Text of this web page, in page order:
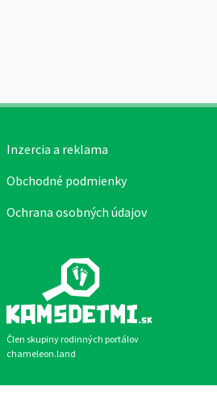
Člen skupiny rodinných portálov
chameleon.land
Inzercia a reklama
Obchodné podmienky
Ochrana osobných údajov